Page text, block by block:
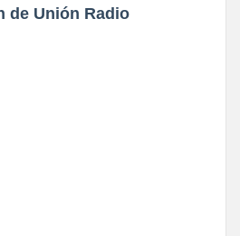
de Unión Radio